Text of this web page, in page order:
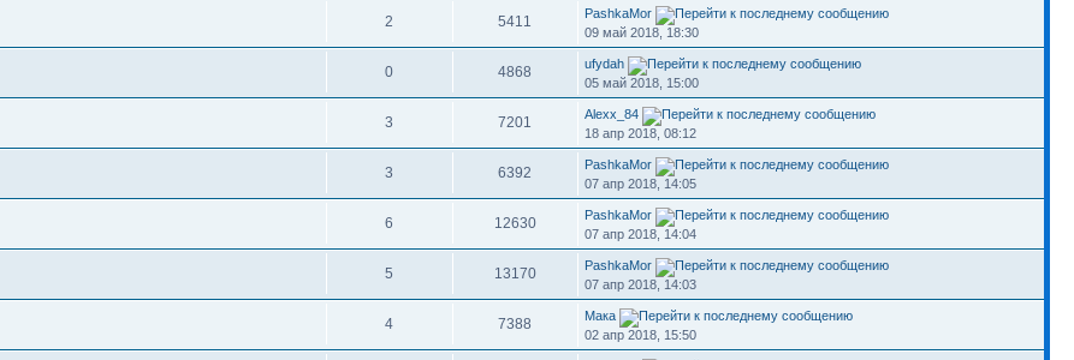
2 5411
PashkaMor
09 май 2018, 18:30
0 4868
ufydah
05 май 2018, 15:00
3 7201
Alexx_84
18 апр 2018, 08:12
3 6392
PashkaMor
07 апр 2018, 14:05
6 12630
PashkaMor
07 апр 2018, 14:04
5 13170
PashkaMor
07 апр 2018, 14:03
4 7388
Мака
02 апр 2018, 15:50